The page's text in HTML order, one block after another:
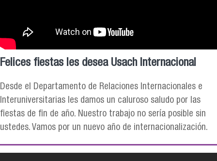
Felices fiestas les desea Usach Internacional
Desde el Departamento de Relaciones Internacionales e
Interuniversitarias les damos un caluroso saludo por las
fiestas de fin de año. Nuestro trabajo no sería posible sin
ustedes. Vamos por un nuevo año de internacionalización.